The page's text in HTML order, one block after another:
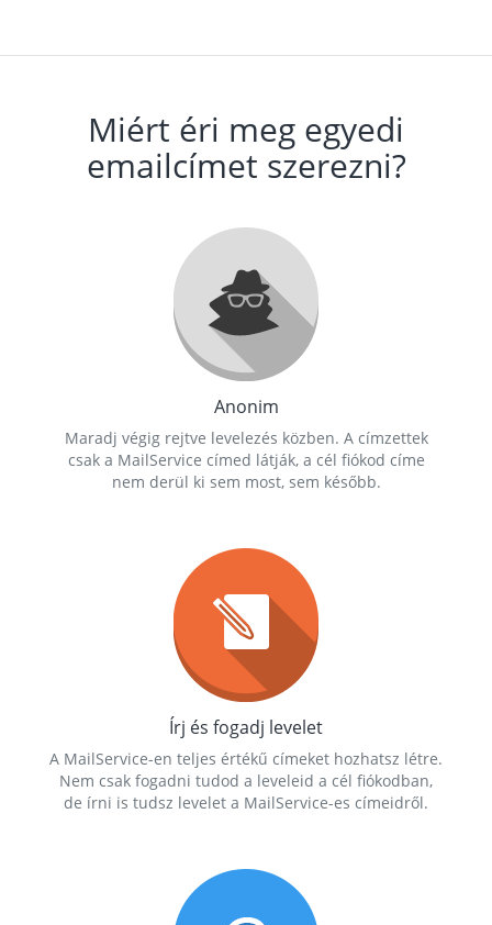
Miért éri meg egyedi
emailcímet szerezni?
Anonim
Maradj végig rejtve levelezés közben. A címzettek
csak a MailService címed látják, a cél fiókod címe
nem derül ki sem most, sem később.
Írj és fogadj levelet
A MailService-en teljes értékű címeket hozhatsz létre.
Nem csak fogadni tudod a leveleid a cél fiókodban,
de írni is tudsz levelet a MailService-es címeidről.